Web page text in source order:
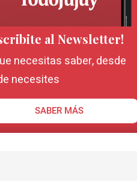
al Newsletter!
necesitas saber, desde
necesites
SABER MÁS